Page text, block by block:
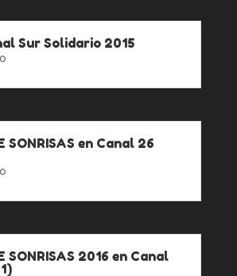
Sur Solidario 2015
SONRISAS en Canal 26
SONRISAS 2016 en Canal